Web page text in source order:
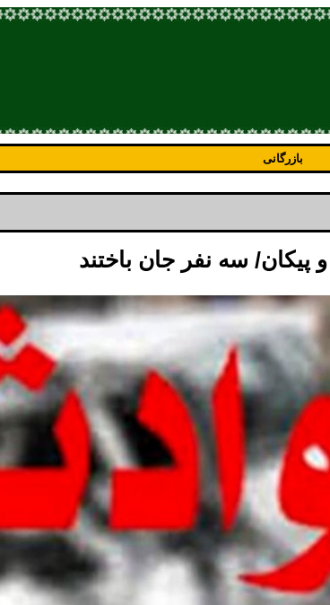
بازرگانی
پیکان/ سه نفر جان باختند